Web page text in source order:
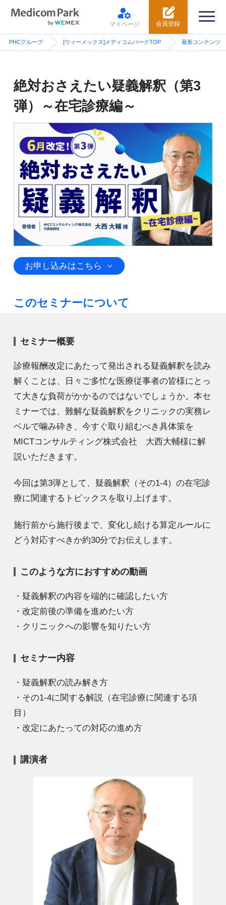
会員登録
マイページ
PHCグループ [ウィーメックス]メディコムパークTOP 最新コンテンツ
絶対おさえたい疑義解釈（第3
弾）～在宅診療編～
お申し込みはこちら
このセミナーについて
セミナー概要
診療報酬改定にあたって発出される疑義解釈を読み
解くことは、日々ご多忙な医療従事者の皆様にとっ
て大きな負荷がかかるのではないでしょうか。本セ
ミナーでは、難解な疑義解釈をクリニックの実務レ
ベルで噛み砕き、今すぐ取り組むべき具体策を
MICTコンサルティング株式会社 大西大輔様に解
説いただきます。
今回は第3弾として、疑義解釈（その1-4）の在宅診
療に関連するトピックスを取り上げます。
施行前から施行後まで、変化し続ける算定ルールに
どう対応すべきか約30分でお伝えします。
このような方におすすめの動画
・疑義解釈の内容を端的に確認したい方
・改定前後の準備を進めたい方
・クリニックへの影響を知りたい方
セミナー内容
・疑義解釈の読み解き方
・その1-4に関する解説（在宅診療に関連する項
目）
・改定にあたっての対応の進め方
講演者